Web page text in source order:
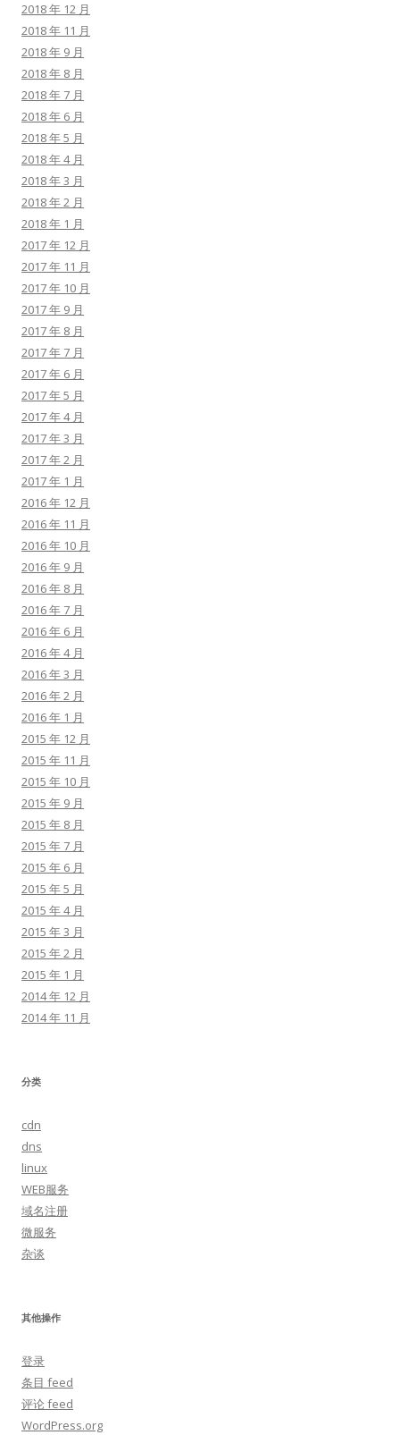
2018 年 12 月
2018 年 11 月
2018 年 9 月
2018 年 8 月
2018 年 7 月
2018 年 6 月
2018 年 5 月
2018 年 4 月
2018 年 3 月
2018 年 2 月
2018 年 1 月
2017 年 12 月
2017 年 11 月
2017 年 10 月
2017 年 9 月
2017 年 8 月
2017 年 7 月
2017 年 6 月
2017 年 5 月
2017 年 4 月
2017 年 3 月
2017 年 2 月
2017 年 1 月
2016 年 12 月
2016 年 11 月
2016 年 10 月
2016 年 9 月
2016 年 8 月
2016 年 7 月
2016 年 6 月
2016 年 4 月
2016 年 3 月
2016 年 2 月
2016 年 1 月
2015 年 12 月
2015 年 11 月
2015 年 10 月
2015 年 9 月
2015 年 8 月
2015 年 7 月
2015 年 6 月
2015 年 5 月
2015 年 4 月
2015 年 3 月
2015 年 2 月
2015 年 1 月
2014 年 12 月
2014 年 11 月
分类
cdn
dns
linux
WEB服务
域名注册
微服务
杂谈
其他操作
登录
条目 feed
评论 feed
WordPress.org